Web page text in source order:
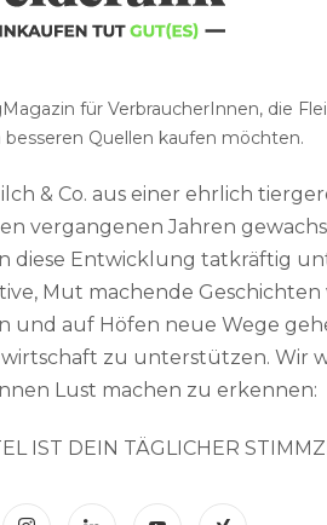
für VerbraucherInnen, die
besseren Quellen kaufen möchten.
& Co. aus einer ehrlich
vergangenen Jahren
diese Entwicklung tatkräftig
Mut machende Geschichten
und auf Höfen neue Wege
zu unterstützen. Wir
Lust machen zu erkennen:
IST DEIN TÄGLICHER